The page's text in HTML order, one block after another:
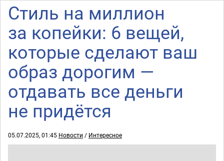
Стиль на миллион
за копейки: 6 вещей,
которые сделают ваш
образ дорогим —
отдавать все деньги
не придётся
05.07.2025, 01:45 Новости / Интересное